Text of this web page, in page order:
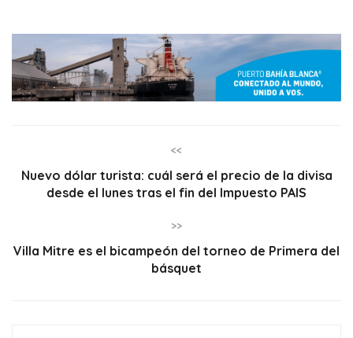
<<
Nuevo dólar turista: cuál será el precio de la divisa
desde el lunes tras el fin del Impuesto PAIS
>>
Villa Mitre es el bicampeón del torneo de Primera del
básquet